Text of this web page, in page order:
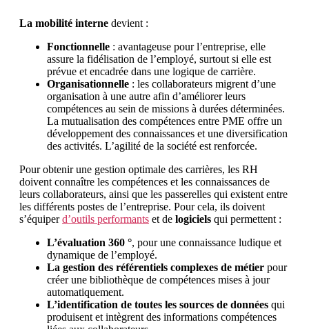
La mobilité interne devient :
Fonctionnelle : avantageuse pour l’entreprise, elle
assure la fidélisation de l’employé, surtout si elle est
prévue et encadrée dans une logique de carrière.
Organisationnelle : les collaborateurs migrent d’une
organisation à une autre afin d’améliorer leurs
compétences au sein de missions à durées déterminées.
La mutualisation des compétences entre PME offre un
développement des connaissances et une diversification
des activités. L’agilité de la société est renforcée.
Pour obtenir une gestion optimale des carrières, les RH
doivent connaître les compétences et les connaissances de
leurs collaborateurs, ainsi que les passerelles qui existent entre
les différents postes de l’entreprise. Pour cela, ils doivent
s’équiperd’outils performants et de logiciels qui permettent :
L’évaluation 360 °, pour une connaissance ludique et
dynamique de l’employé.
La gestion des référentiels complexes de métier pour
créer une bibliothèque de compétences mises à jour
automatiquement.
L’identification de toutes les sources de données qui
produisent et intègrent des informations compétences